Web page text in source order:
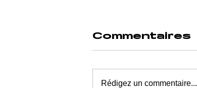
Commentaires
Rédigez un commentaire...